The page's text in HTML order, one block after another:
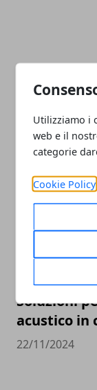
Utilizziamo i
web e il
categorie
Cookie Policy
trasforma
24/06/2025
Soluzioni
acustico in
22/11/2024